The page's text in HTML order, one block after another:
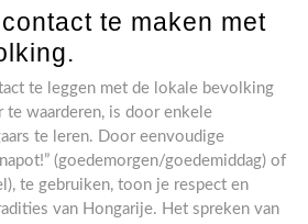
te maken met
te leggen met de lokale bevolking
te waarderen, is door enkele
te leren. Door eenvoudige
(goedemorgen/goedemiddag) of
te gebruiken, toon je respect en
van Hongarije. Het spreken van